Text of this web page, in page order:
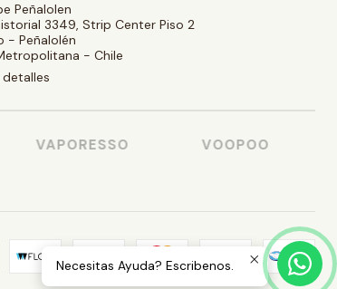
Peñalolen
3349, Strip Center Piso 2
- Peñalolén
- Chile
detalles
VAPORESSO VOOPOO
Necesitas Ayuda? Escribenos.